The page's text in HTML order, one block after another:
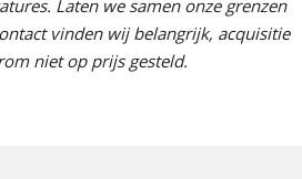
Laten we samen onze grenzen
vinden wij belangrijk, acquisitie
niet op prijs gesteld.